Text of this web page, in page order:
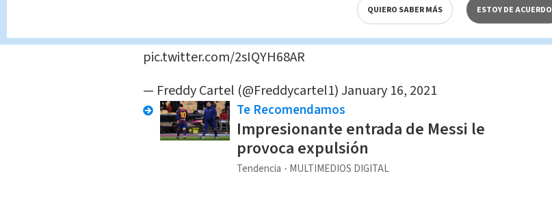
Que les vale verga dicen......https://t.co/mps0fiNdnr
pic.twitter.com/2sIQYH68AR
— Freddy Cartel (@Freddycartel1)January 16, 2021
Te Recomendamos
Impresionante entrada de Messi le
provoca expulsión
Tendencia MULTIMEDIOS DIGITAL
QUIERO SABER MÁS ESTOY DE ACUERDO